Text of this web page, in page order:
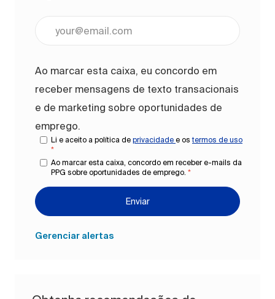
Ao marcar esta caixa, eu concordo em
receber mensagens de texto transacionais
e de marketing sobre oportunidades de
emprego.
Li e aceito a política de privacidade e ostermos de uso
*
Ao marcar esta caixa, concordo em receber e-mails da
PPG sobre oportunidades de emprego. *
Enviar
Gerenciar alertas